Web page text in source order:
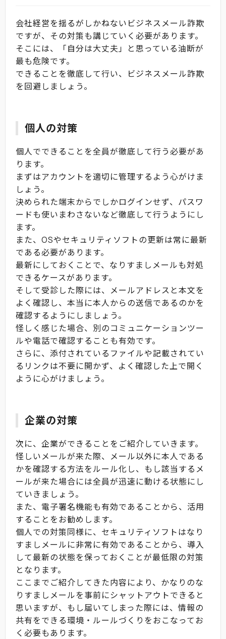
会社経営を揺るがしかねないビジネスメール詐欺
ですが、その対策も講じていく必要があります。
そこには、「自分は大丈夫」と思っている油断が
最も危険です。
できることを徹底して行い、ビジネスメール詐欺
を回避しましょう。
個人の対策
個人でできることを全員が徹底して行う必要があ
ります。
まずはアカウントを適切に管理するよう心がけま
しょう。
決められた端末からでしかログインせず、パスワ
ードも使いまわさないなど徹底して行うようにし
ます。
また、OSやセキュリティソフトの更新は常に最新
である必要があります。
最新にしておくことで、なりすましメールも対処
できるケースがあります。
そして受診した際には、メールアドレスと本文を
よく確認し、本当に本人からの送信であるのかを
確認するようにしましょう。
怪しく感じた場合、別のコミュニケーションツー
ルや電話で確認することも有効です。
さらに、添付されているファイルや記載されてい
るリンクは不要に開かず、よく確認した上で開く
ように心がけましょう。
企業の対策
次に、企業ができることをご紹介していきます。
怪しいメールが来た際、メール以外に本人である
かを確認する方法をルール化し、もし該当するメ
ールが来た場合には全員が迅速に動ける状態にし
ていきましょう。
また、電子署名機能も有効であることから、活用
することをお勧めします。
個人での対策同様に、セキュリティソフトはなり
すましメールに非常に有効であることから、導入
して最新の状態を保っておくことが最低限の対策
となります。
ここまでご紹介してきた内容により、かなりのな
りすましメールを事前にシャットアウトできると
思いますが、もし届いてしまった際には、情報の
共有をできる環境・ルールづくりをおこなってお
く必要もあります。